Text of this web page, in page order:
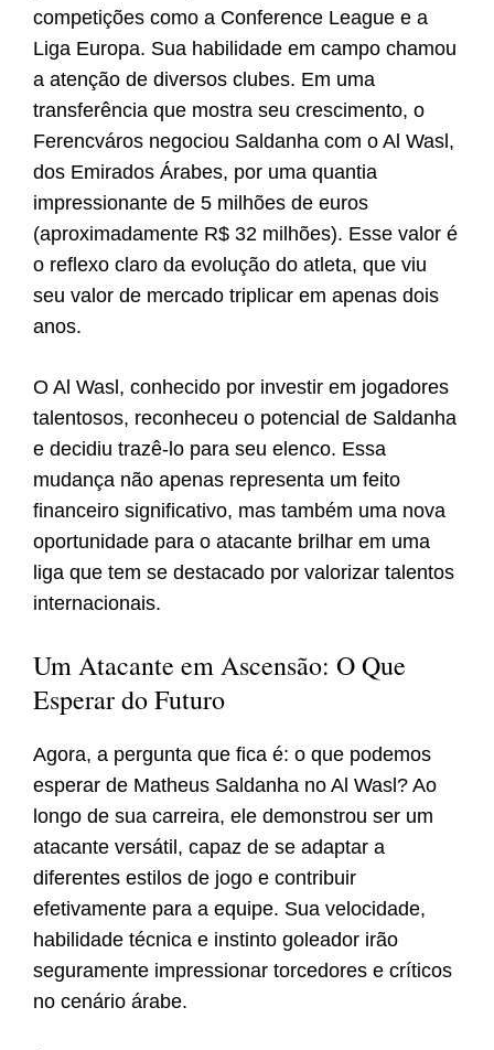
competições como a Conference League e a
Liga Europa. Sua habilidade em campo chamou
a atenção de diversos clubes. Em uma
transferência que mostra seu crescimento, o
Ferencváros negociou Saldanha com o Al Wasl,
dos Emirados Árabes, por uma quantia
impressionante de 5 milhões de euros
(aproximadamente R$ 32 milhões). Esse valor é
o reflexo claro da evolução do atleta, que viu
seu valor de mercado triplicar em apenas dois
anos.
O Al Wasl, conhecido por investir em jogadores
talentosos, reconheceu o potencial de Saldanha
e decidiu trazê-lo para seu elenco. Essa
mudança não apenas representa um feito
financeiro significativo, mas também uma nova
oportunidade para o atacante brilhar em uma
liga que tem se destacado por valorizar talentos
internacionais.
Um Atacante em Ascensão: O Que
Esperar do Futuro
Agora, a pergunta que fica é: o que podemos
esperar de Matheus Saldanha no Al Wasl? Ao
longo de sua carreira, ele demonstrou ser um
atacante versátil, capaz de se adaptar a
diferentes estilos de jogo e contribuir
efetivamente para a equipe. Sua velocidade,
habilidade técnica e instinto goleador irão
seguramente impressionar torcedores e críticos
no cenário árabe.